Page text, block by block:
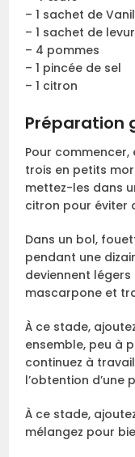
– 1 sachet de
– 1 sachet de
– 4 pommes
– 1 pincée de sel
– 1 citron
Préparation
Pour
trois en petits
mettez-les dans
citron pour éviter
Dans un bol,
pendant une
deviennent
mascarpone et
À ce stade,
ensemble, peu à
continuez à
l’obtention d’une
À ce stade,
mélangez pour